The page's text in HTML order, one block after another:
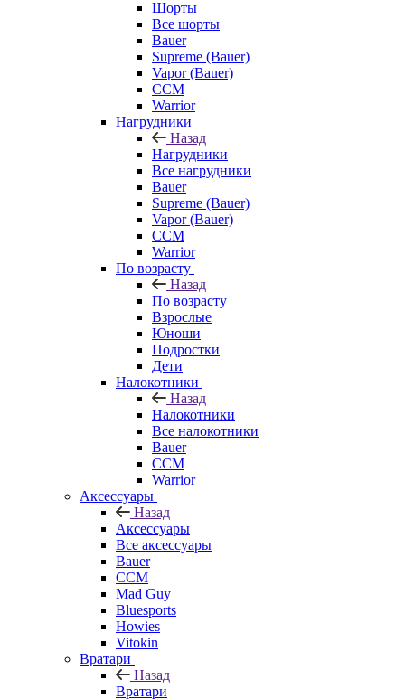
Шорты
Все шорты
Bauer
Supreme (Bauer)
Vapor (Bauer)
CCM
Warrior
Нагрудники
Назад
Нагрудники
Все нагрудники
Bauer
Supreme (Bauer)
Vapor (Bauer)
CCM
Warrior
По возрасту
Назад
По возрасту
Взрослые
Юноши
Подростки
Дети
Налокотники
Назад
Налокотники
Все налокотники
Bauer
CCM
Warrior
Аксессуары
Назад
Аксессуары
Все аксессуары
Bauer
CCM
Mad Guy
Bluesports
Howies
Vitokin
Вратари
Назад
Вратари